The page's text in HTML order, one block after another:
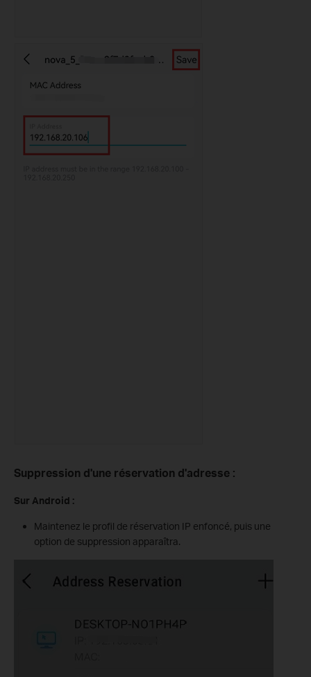
Suppression d'une réservation d'adresse :
Sur Android :
Maintenez le profil de réservation IP enfoncé, puis une
option de suppression apparaîtra.